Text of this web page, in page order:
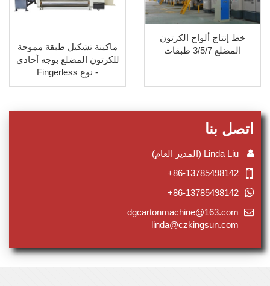
خط إنتاج ألواح الكرتون
المضلع 3/5/7 طبقات
ماكينة تشكيل طبقة مموجة
للكرتون المضلع بوجه أحادي
- نوع Fingerless
اتصل بنا
Linda Liu (المدير العام)
+86-13785498142
+86-13785498142
dgcartonmachine@163.com
linda@czkingsun.com